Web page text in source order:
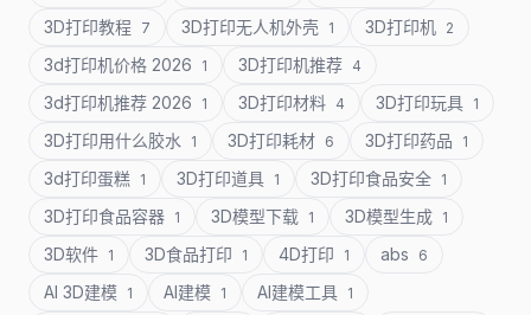
3D打印教程 7 3D打印无人机外壳 1 3D打印机 2
3d打印机价格 2026 1 3D打印机推荐 4
3d打印机推荐 2026 1 3D打印材料 4 3D打印玩具 1
3D打印用什么胶水 1 3D打印耗材 6 3D打印药品 1
3d打印蛋糕 1 3D打印道具 1 3D打印食品安全 1
3D打印食品容器 1 3D模型下载 1 3D模型生成 1
3D软件 1 3D食品打印 1 4D打印 1 abs 6
AI 3D建模 1 AI建模 1 AI建模工具 1